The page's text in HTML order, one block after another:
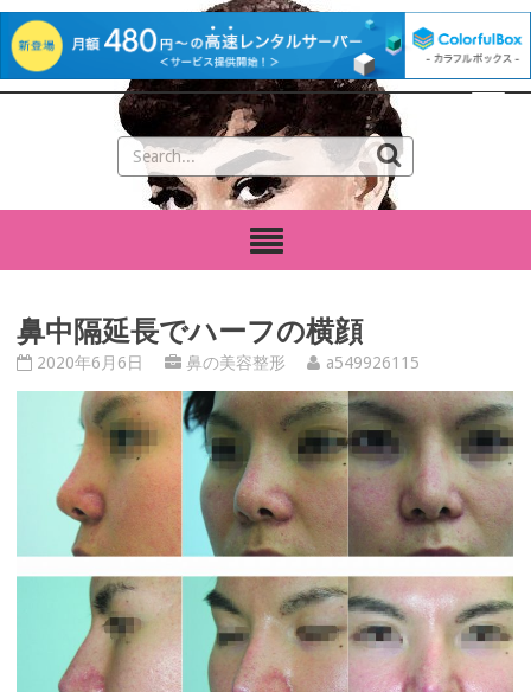
鼻中隔延長でハーフの横顔
2020年6月6日 鼻の美容整形 a549926115